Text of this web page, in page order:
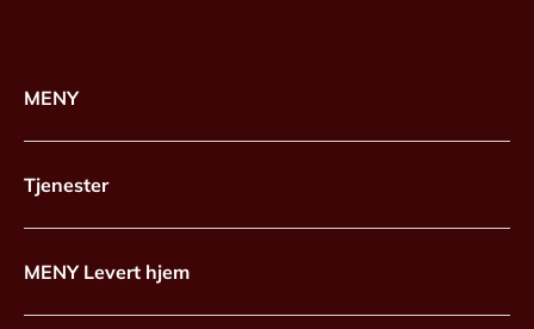
MENY
Tjenester
MENY Levert hjem